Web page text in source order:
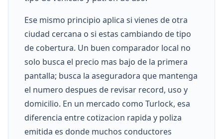
Ese mismo principio aplica si vienes de otra
ciudad cercana o si estas cambiando de tipo
de cobertura. Un buen comparador local no
solo busca el precio mas bajo de la primera
pantalla; busca la aseguradora que mantenga
el numero despues de revisar record, uso y
domicilio. En un mercado como Turlock, esa
diferencia entre cotizacion rapida y poliza
emitida es donde muchos conductores